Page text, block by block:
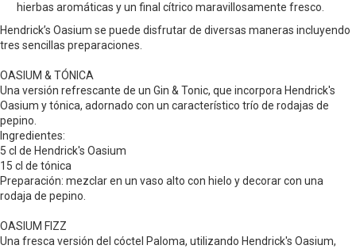
hierbas aromáticas y un final cítrico maravillosamente fresco.
Hendrick’s Oasium se puede disfrutar de diversas maneras incluyendo
tres sencillas preparaciones.
OASIUM & TÓNICA
Una versión refrescante de un Gin & Tonic, que incorpora Hendrick's
Oasium y tónica, adornado con un característico trío de rodajas de
pepino.
Ingredientes:
5 cl de Hendrick's Oasium
15 cl de tónica
Preparación: mezclar en un vaso alto con hielo y decorar con una
rodaja de pepino.
OASIUM FIZZ
Una fresca versión del cóctel Paloma, utilizando Hendrick's Oasium,